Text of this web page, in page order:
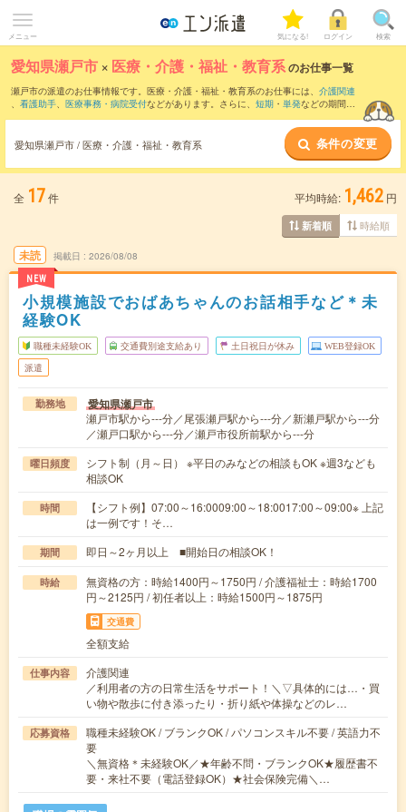
メニュー 気になる! ログイン 検索
愛知県瀬戸市 × 医療・介護・福祉・教育系のお仕事一覧
瀬戸市の派遣のお仕事情報です。医療・介護・福祉・教育系のお仕事には、 介護関連
、 看護助手、 医療事務・病院受付などがあります。さらに、 短期 ・ 単発などの期間
愛知県瀬戸市 / 医療・介護・福祉・教育系 条件の変更
全 17件 平均時給: 1,462 円
新着順 時給順
未読
NEW
掲載日 2026/08/08
小規模施設でおばあちゃんのお話相手など＊未
経験OK
職種未経験OK 交通費別途支給あり 土日祝日が休み WEB登録OK
派遣
勤務地 愛知県瀬戸市
瀬戸市駅から---分／尾張瀬戸駅から---分／新瀬戸駅から---分
／瀬戸口駅から---分／瀬戸市役所前駅から---分
曜日頻度
シフト制（月～日） ※平日のみなどの相談もOK ※週3なども
相談OK
時間
【シフト例】07:00～16:0009:00～18:0017:00～09:00※ 上記
は一例です！そ…
期間 即日～2ヶ月以上 ■開始日の相談OK！
時給
無資格の方：時給1400円～1750円 / 介護福祉士：時給1700
円～2125円 / 初任者以上：時給1500円～1875円
交通費
全額支給
仕事内容
介護関連
／利用者の方の日常生活をサポート！＼▽具体的には…・買
い物や散歩に付き添ったり・折り紙や体操などのレ…
応募資格
職種未経験OK / ブランクOK / パソコンスキル不要 / 英語力不
要
＼無資格＊未経験OK／★年齢不問・ブランクOK★履歴書不
要・来社不要（電話登録OK）★社会保険完備＼…